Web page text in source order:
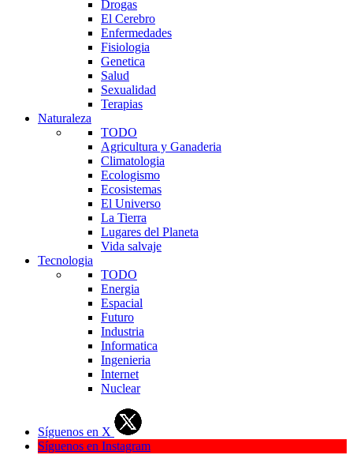
Drogas
El Cerebro
Enfermedades
Fisiologia
Genetica
Salud
Sexualidad
Terapias
Naturaleza
TODO
Agricultura y Ganaderia
Climatologia
Ecologismo
Ecosistemas
El Universo
La Tierra
Lugares del Planeta
Vida salvaje
Tecnologia
TODO
Energia
Espacial
Futuro
Industria
Informatica
Ingenieria
Internet
Nuclear
Síguenos en X
Síguenos en Instagram